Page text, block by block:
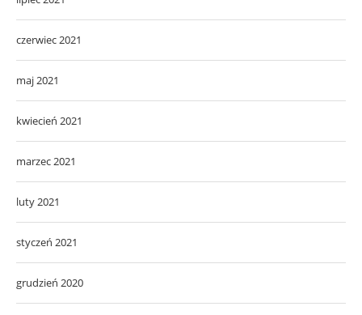
czerwiec 2021
maj 2021
kwiecień 2021
marzec 2021
luty 2021
styczeń 2021
grudzień 2020